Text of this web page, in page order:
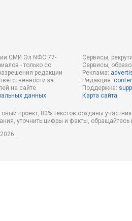
СМИ Эл NФС 77-
- только со
редакции
за
на сайте.
данных
Сервисы,
Сервисы,
Реклама:
Редакция:
Поддержка:
Карта сайта
проект, 80% текстов созданы
уточнить цифры и факты,